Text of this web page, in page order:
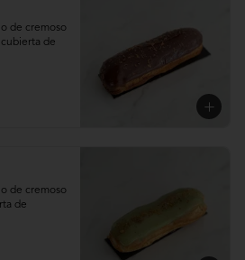
de cremoso
de
de cremoso
de